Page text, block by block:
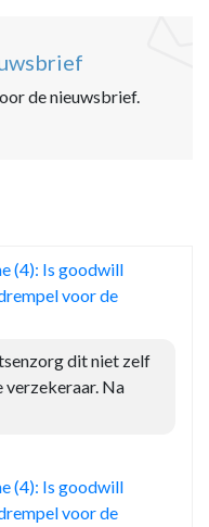
de nieuwsbrief.
(4): Is goodwill
voor de
dit niet zelf
verzekeraar. Na
(4): Is goodwill
voor de